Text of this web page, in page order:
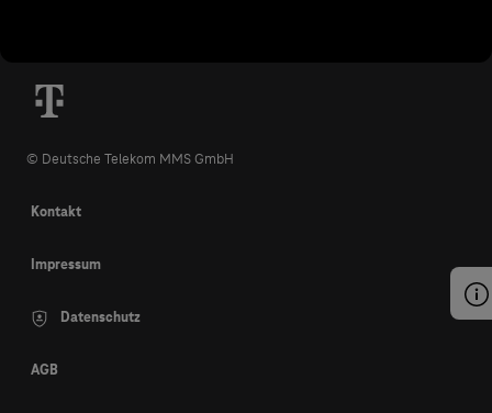
© Deutsche Telekom MMS GmbH
Kontakt
Impressum
Datenschutz
AGB